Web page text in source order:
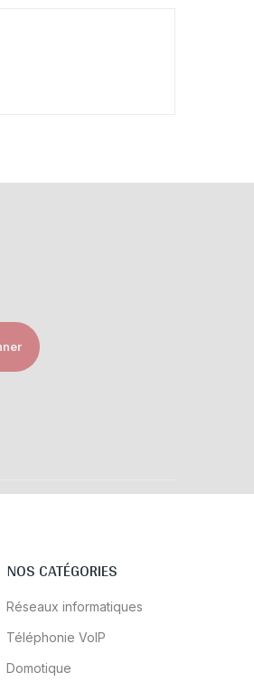
NOS CATÉGORIES
Réseaux informatiques
Téléphonie VoIP
Domotique